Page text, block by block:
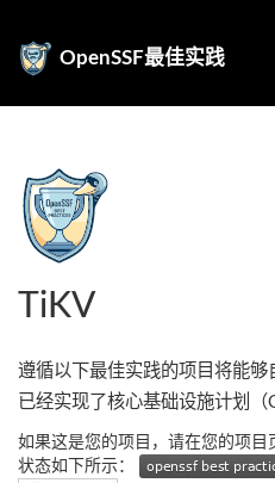
OpenSSF最佳实践
TiKV
遵循以下最佳实践的项目将能够
已经实现了核心基础设施计划（
如果这是您的项目，请在您的项
状态如下所示：